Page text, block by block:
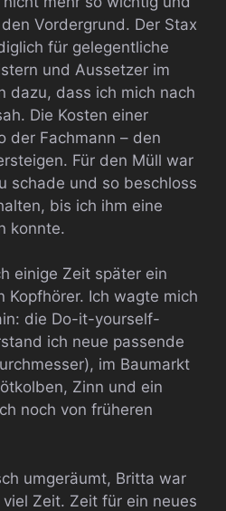
Vordergrund. Der Stax
für gelegentliche
und Aussetzer im
dazu, dass ich mich nach
Die Kosten einer
der Fachmann – den
Für den Müll war
schade und so beschloss
bis ich ihm eine
konnte.
einige Zeit später ein
Kopfhörer. Ich wagte mich
die Do-it-yourself-
ich neue passende
im Baumarkt
Zinn und ein
noch von früheren
umgeräumt, Britta war
Zeit. Zeit für ein neues